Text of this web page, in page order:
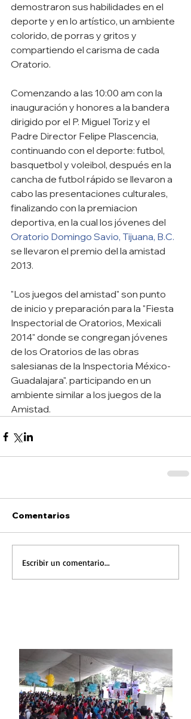
demostraron sus habilidades en el
deporte y en lo artístico, un ambiente
colorido, de porras y gritos y
compartiendo el carisma de cada
Oratorio.
Comenzando a las 10:00 am con la
inauguración y honores a la bandera
dirigido por el P. Miguel Toriz y el
Padre Director Felipe Plascencia,
continuando con el deporte: futbol,
basquetbol y voleibol, después en la
cancha de futbol rápido se llevaron a
cabo las presentaciones culturales,
finalizando con la premiacion
deportiva, en la cual los jóvenes del
Oratorio Domingo Savio, Tijuana, B.C.
se llevaron el premio del la amistad
2013.
"Los juegos del amistad" son punto
de inicio y preparación para la "Fiesta
Inspectorial de Oratorios, Mexicali
2014" donde se congregan jóvenes
de los Oratorios de las obras
salesianas de la Inspectoria México-
Guadalajara". participando en un
ambiente similar a los juegos de la
Amistad.
Comentarios
Escribir un comentario...